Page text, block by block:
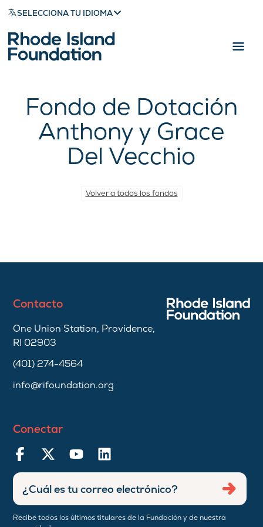
SELECCIONA TU IDIOMA
Fondo de Dotación
Anthony y Grace
Del Vecchio
Volver a todos los fondos
Contacto
One Union Station, Providence,
RI 02903
(401) 274-4564
info@rifoundation.org
Conectar
Recibe todos los últimos titulares de la Fundación y de nuestra
Ingresar
dirección
de
correo
Enviar